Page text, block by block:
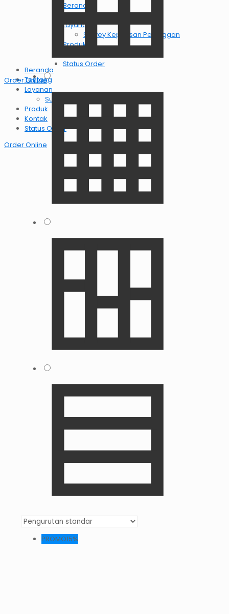
Beranda
Tentang
Layanan
Survey Kepuasan Pelanggan
Produk
Kontak
Status Order
Order Online
Beranda
Tentang
Layanan
Survey Kepuasan Pelanggan
Produk
Status Order
Order OnlIne
PROMO15%